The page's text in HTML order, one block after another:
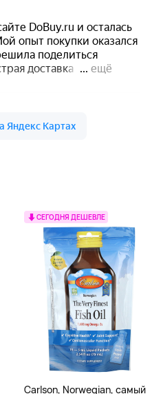
СЕГОДНЯ ДЕШЕВЛЕ
Carlson, Norwegian, самый